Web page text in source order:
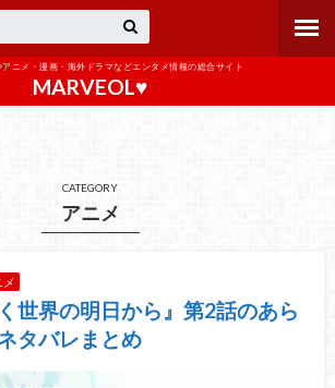
ニメ・漫画・海外ドラマなどエンタメ情報の総合サイト
MARVEOL♥️
CATEGORY
アニメ
メ
世界の明日から』第2話のあら
タバレまとめ